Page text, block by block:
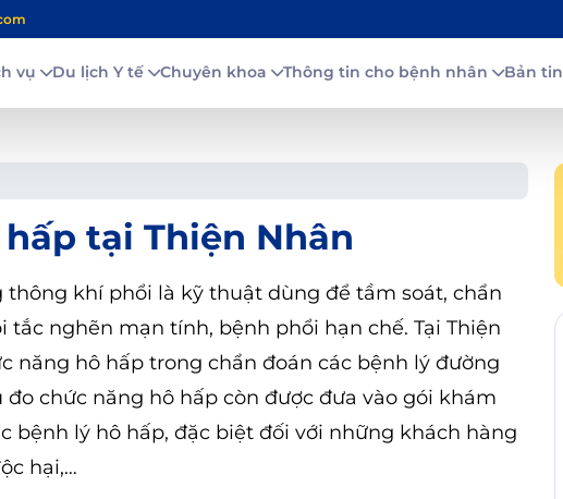
vụ Du lịch Y tế Chuyên khoa Thông tin cho bệnh nhân Bản tin
tại Thiện Nhân
khí phổi là kỹ thuật dùng để tầm soát, chẩn
nghẽn mạn tính, bệnh phổi hạn chế. Tại Thiện
năng hô hấp trong chẩn đoán các bệnh lý đường
chức năng hô hấp còn được đưa vào gói khám
bệnh lý hô hấp, đặc biệt đối với những khách hàng
hại,…